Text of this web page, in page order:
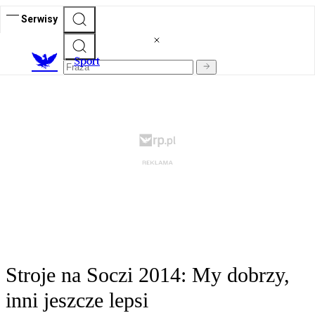
Serwisy
Sport
Stroje na Soczi 2014: My dobrzy,
inni jeszcze lepsi